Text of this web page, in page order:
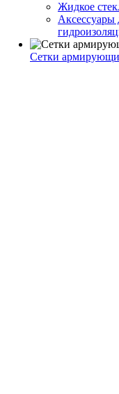
Жидкое
Аксессуары
Сетки